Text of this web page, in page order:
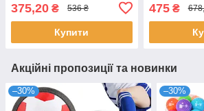
Фітнес-м'яч
375,20 ₴ 536 ₴
Купити
з латексу
475₴
Акційні пропозиції та новинки
–30% –30%